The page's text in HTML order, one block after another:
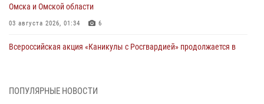
Омска и Омской области
03 августа 2026, 01:34 6
Всероссийская акция «Каникулы с Росгвардией» продолжается в
ПОПУЛЯРНЫЕ НОВОСТИ